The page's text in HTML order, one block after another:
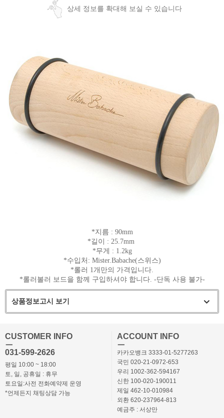
상세 정보를 확대해 보실 수 있습니다
*지름 : 90mm
*길이 : 25.7mm
*무게 : 1.2kg
*수입처: Mister.Babache(스위스)
*롤러 1개만의 가격입니다.
*롤러볼러 보드을 함께 구입하셔야 합니다. -단독 사용 불가-
상품정보고시 보기
CUSTOMER INFO
ㅡ
031-599-2626
평일 10:00 ~ 18:00
토, 일, 공휴일 : 휴무
토요일:사전 전화예약제 운영
*언제든지 채팅상담 가능
ACCOUNT INFO
ㅡ
카카오뱅크 3333-01-5277263
국민 020-21-0972-653
우리 1002-362-594167
신한 100-020-190011
제일 462-10-010984
외환 620-237964-813
예금주 : 서상만